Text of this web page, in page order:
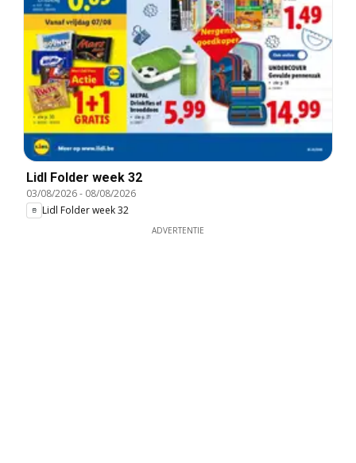
Lidl Folder week 32
03/08/2026- 08/08/2026
Lidl Folder week 32
ADVERTENTIE